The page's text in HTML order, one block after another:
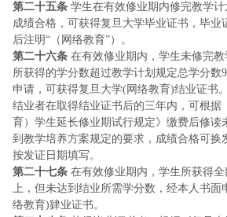
第二十五条 学生在有效修业期内修完教学计
成绩合格，可获得复旦大学毕业证书，毕业
后注明“（网络教育”）。
第二十六条 在有效修业期内，学生未修完
所获得的学分数超过教学计划规定总学分数
申请，可获得复旦大学(网络教育)结业证书。
结业者在取得结业证书后的三年内，可根据
育）学生延长修业期试行规定》缴费后修读
到教学培养方案规定的要求，成绩合格可换
按发证日期填写。
第二十七条 在有效修业期内，学生所获得
上，但未达到结业所需学分数，经本人书面
络教育)肄业证书。